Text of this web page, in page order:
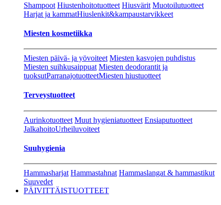
Shampoot Hiustenhoitotuotteet Hiusvärit Muotoilutuotteet
Harjat ja kammatHiuslenkit&kampaustarvikkeet
Miesten kosmetiikka
Miesten päivä- ja yövoiteet Miesten kasvojen puhdistus
Miesten suihkusaippuat Miesten deodorantit ja
tuoksutParranajotuotteetMiesten hiustuotteet
Terveystuotteet
Aurinkotuotteet Muut hygieniatuotteet Ensiaputuotteet
JalkahoitoUrheiluvoiteet
Suuhygienia
Hammasharjat Hammastahnat Hammaslangat & hammastikut
Suuvedet
PÄIVITTÄISTUOTTEET